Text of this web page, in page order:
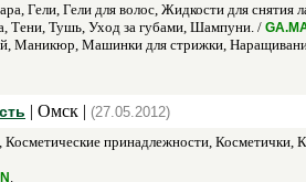
Гели, Гели для волос, Жидкости для
Тени, Тушь, Уход за губами, Шампуни. /
Маникюр, Машинки для стрижки,
| Омск | (27.05.2012)
Косметические принадлежности,
.